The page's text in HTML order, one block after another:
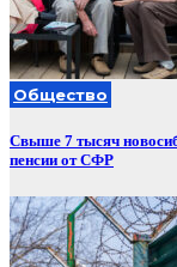
Общество
Свыше 7 тысяч
пенсии от СФР